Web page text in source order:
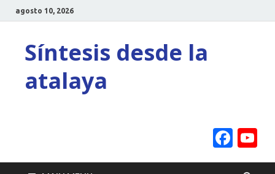
agosto 10, 2026
Síntesis desde la
atalaya